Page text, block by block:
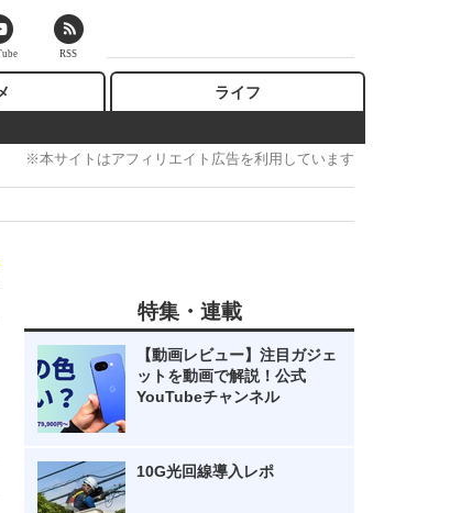
ライフ
※本サイトはアフィリエイト広告を利用しています
特集・連載
【動画レビュー】注目ガジェ
ットを動画で解説！公式
YouTubeチャンネル
10G光回線導入レポ
RSS